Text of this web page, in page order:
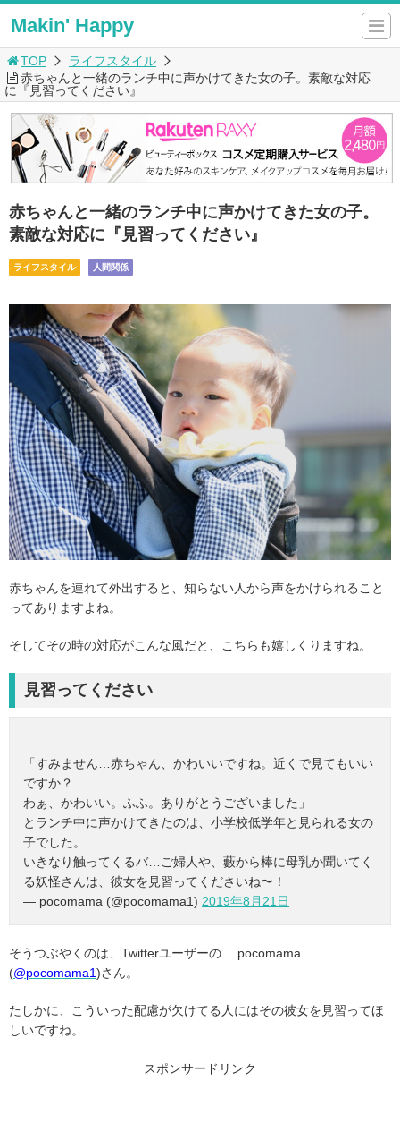
Makin' Happy
TOP
ライフスタイル
赤ちゃんと一緒のランチ中に声かけてきた女の子。素敵な対応
に『見習ってください』
赤ちゃんと一緒のランチ中に声かけてきた女の子。
素敵な対応に『見習ってください』
ライフスタイル 人間関係
赤ちゃんを連れて外出すると、知らない人から声をかけられること
ってありますよね。
そしてその時の対応がこんな風だと、こちらも嬉しくりますね。
見習ってください
「すみません…赤ちゃん、かわいいですね。近くで見てもいい
ですか？
わぁ、かわいい。ふふ。ありがとうございました」
とランチ中に声かけてきたのは、小学校低学年と見られる女の
子でした。
いきなり触ってくるバ…ご婦人や、藪から棒に母乳か聞いてく
る妖怪さんは、彼女を見習ってくださいね〜！
— pocomama (@pocomama1) 2019年8月21日
そうつぶやくのは、Twitterユーザーの pocomama
(@pocomama1)さん。
たしかに、こういった配慮が欠けてる人にはその彼女を見習ってほ
しいですね。
スポンサードリンク